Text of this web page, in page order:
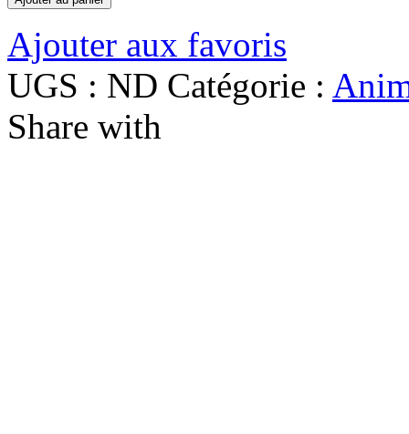
Ajouter aux favoris
UGS : ND Catégorie :
Share with